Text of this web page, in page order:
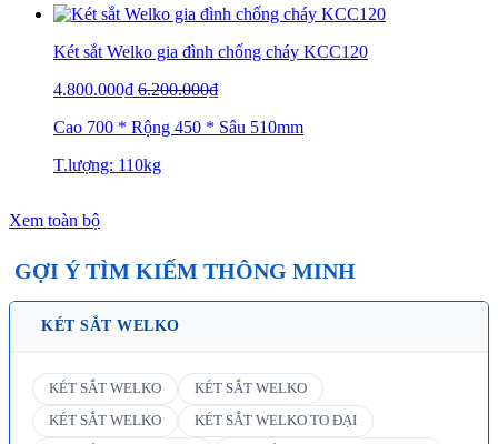
Két sắt Welko gia đình chống cháy KCC120
4.800.000₫ 6.200.000₫
Cao 700 * Rộng 450 * Sâu 510mm
T.lượng: 110kg
Xem toàn bộ
GỢI Ý TÌM KIẾM THÔNG MINH
KÉT SẮT WELKO
KÉT SẮT WELKO KÉT SẮT WELKO
KÉT SẮT WELKO KÉT SẮT WELKO TO ĐẠI